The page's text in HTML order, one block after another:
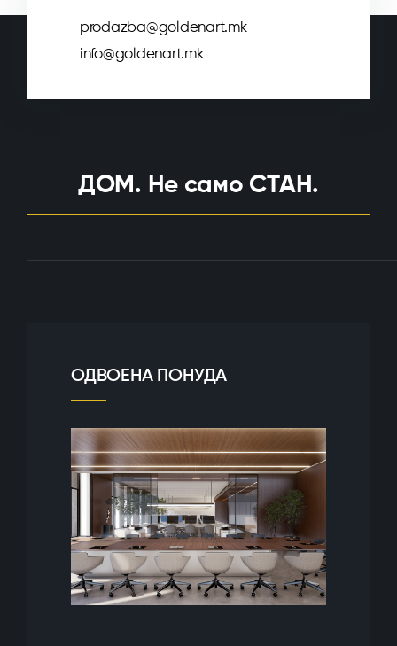
prodazba@goldenart.mk
info@goldenart.mk
ДОМ. Не само СТАН.
ОДВОЕНА ПОНУДА